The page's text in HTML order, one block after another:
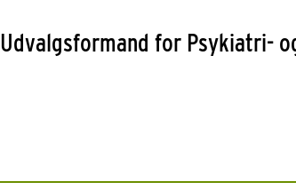
Udvalgsformand for Psykiatri-